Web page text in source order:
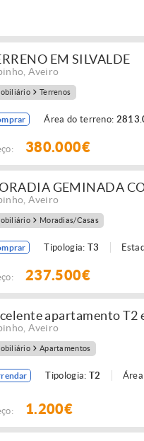
EM SILVALDE
,Aveiro
Terrenos
Área do terreno:
380.000€
GEMINADA
,Aveiro
Moradias/Casas
Tipologia: T3
237.500€
apartamento T2
,Aveiro
Apartamentos
Tipologia:T2
1.200€